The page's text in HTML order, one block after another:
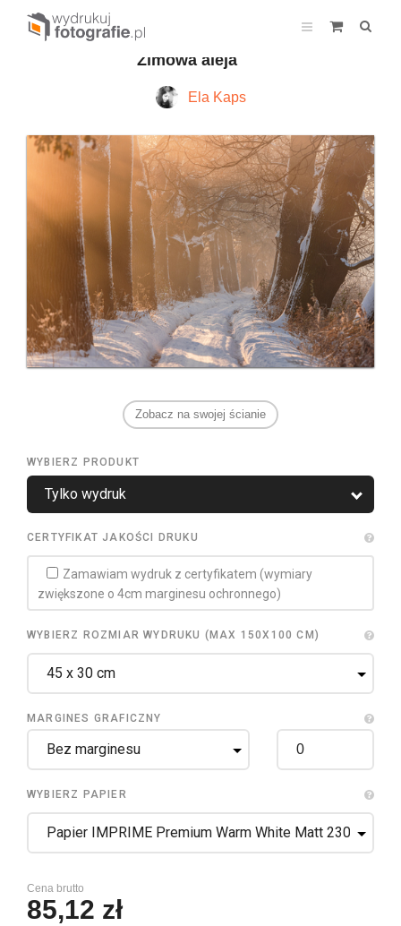
Zimowa aleja
Ela Kaps
Zobacz na swojej ścianie
WYBIERZ PRODUKT
CERTYFIKAT JAKOŚCI DRUKU
Zamawiam wydruk z certyfikatem (wymiary
zwiększone o 4cm marginesu ochronnego)
WYBIERZ ROZMIAR WYDRUKU (MAX 150X100 CM)
MARGINES GRAFICZNY
WYBIERZ PAPIER
Cena brutto
85,12 zł